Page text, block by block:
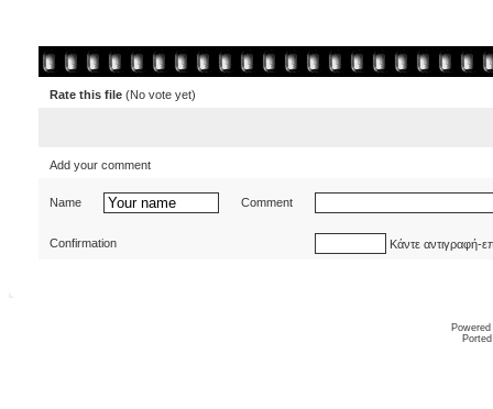
Rate this file (No vote yet)
Add your comment
Name Comment
Confirmation Κάντε αντιγραφή-